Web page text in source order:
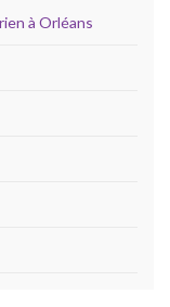
à Orléans